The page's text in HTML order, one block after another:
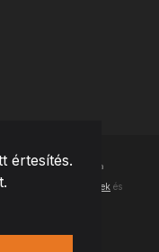
értesítés.
- Minden jog fenntartva
Használati feltételek és